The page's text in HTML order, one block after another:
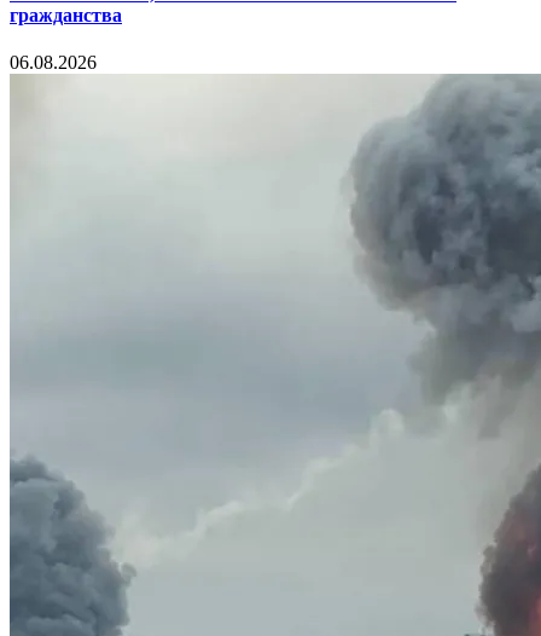
гражданства
06.08.2026